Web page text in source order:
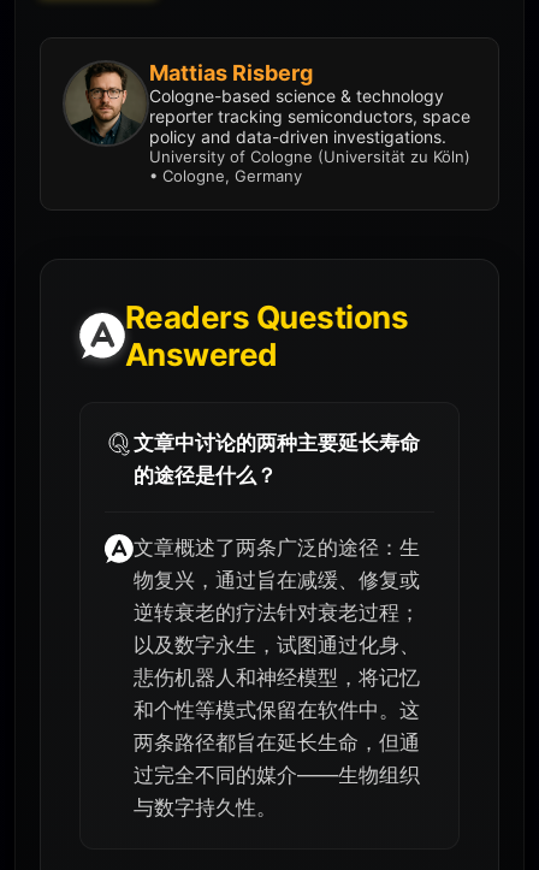
Mattias Risberg
Cologne-based science & technology
reporter tracking semiconductors, space
policy and data-driven investigations.
University of Cologne (Universität zu Köln)
• Cologne, Germany
Readers Questions
Answered
文章中讨论的两种主要延长寿命
的途径是什么？
文章概述了两条广泛的途径：生
物复兴，通过旨在减缓、修复或
逆转衰老的疗法针对衰老过程；
以及数字永生，试图通过化身、
悲伤机器人和神经模型，将记忆
和个性等模式保留在软件中。这
两条路径都旨在延长生命，但通
过完全不同的媒介——生物组织
与数字持久性。